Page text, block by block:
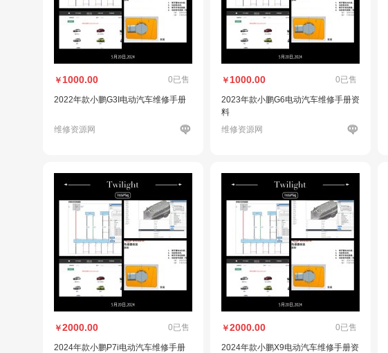
￥ 1000.00 0已售
2022年款小鹏G3I电动汽车维修手册
维修资源网
￥ 1000.00 0已售
2023年款小鹏G6电动汽车维修手册资
料
维修资源网
￥2000.00 0已售
2024年款小鹏P7i电动汽车维修手册
￥2000.00 0已售
2024年款小鹏X9电动汽车维修手册资